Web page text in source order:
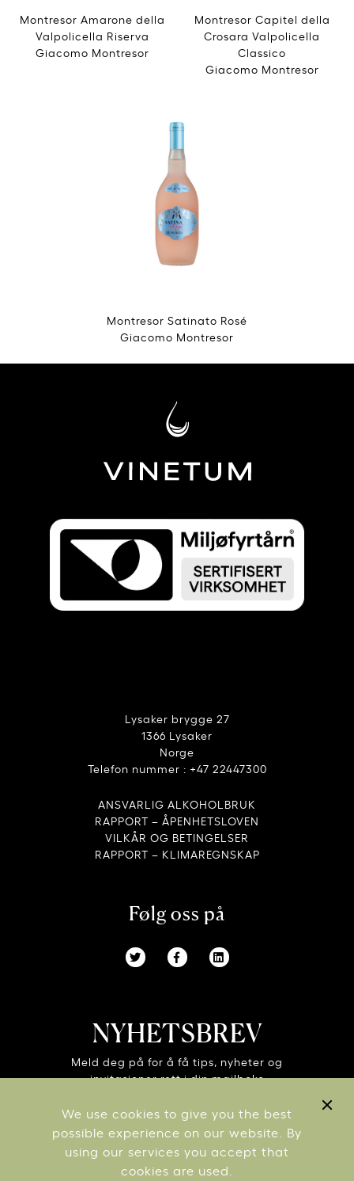
We use cookies to give you the best
possible experience on our website. By
using our services you accept that
cookies are used.
Montresor Amarone della
Valpolicella Riserva
Giacomo Montresor
Montresor Capitel della
Crosara Valpolicella
Classico
Giacomo Montresor
Montresor Satinato Rosé
Giacomo Montresor
Lysaker brygge 27
1366 Lysaker
Norge
Telefon nummer : +47 22447300
ANSVARLIG ALKOHOLBRUK
RAPPORT – ÅPENHETSLOVEN
VILKÅR OG BETINGELSER
RAPPORT – KLIMAREGNSKAP
Følg oss på
NYHETSBREV
Meld deg på for å få tips, nyheter og
invitasjoner rett i din mailboks